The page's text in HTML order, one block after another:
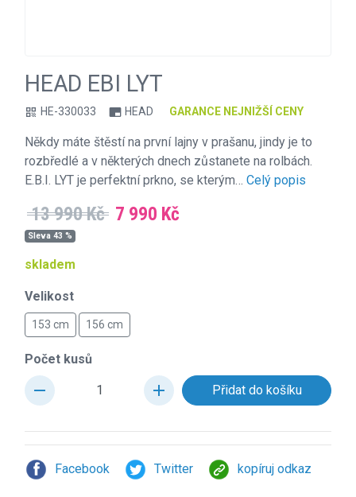
HEAD EBI LYT
qr_code HE-330033 branding_watermark HEAD GARANCE NEJNIŽŠÍ CENY
Někdy máte štěstí na první lajny v prašanu, jindy je to
rozbředlé a v některých dnech zůstanete na rolbách.
E.B.I. LYT je perfektní prkno, se kterým… Celý popis
13 990 Kč 7 990 Kč
Sleva 43 %
skladem
Velikost
153 cm 156 cm
Počet kusů
remove add
Facebook Twitter kopíruj odkaz